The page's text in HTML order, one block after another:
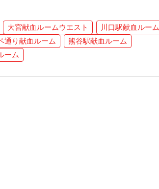
大宮献血ルームウエスト
川口駅献血ルーム
通り献血ルーム
熊谷駅献血ルーム
ーム